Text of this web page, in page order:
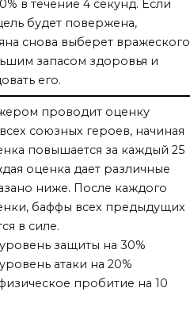
в течение 4 секунд. Если
будет повержена,
снова выберет вражеского
запасом здоровья и
его.
проводит оценку
союзных героев, начиная
повышается за каждый 25
оценка дает различные
ниже. После каждого
баффы всех предыдущих
в силе.
защиты на 30%
атаки на 20%
пробитие на 10